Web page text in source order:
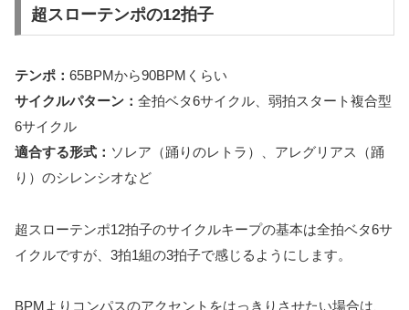
超スローテンポの12拍子
テンポ： 65BPMから90BPMくらい
サイクルパターン： 全拍ベタ6サイクル、弱拍スタート複合型
6サイクル
適合する形式： ソレア（踊りのレトラ）、アレグリアス（踊
り）のシレンシオなど
超スローテンポ12拍子のサイクルキープの基本は全拍ベタ6サ
イクルですが、3拍1組の3拍子で感じるようにします。
BPMよりコンパスのアクセントをはっきりさせたい場合は、